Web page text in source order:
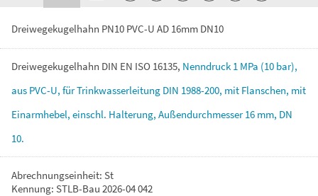
Dreiwegekugelhahn PN10 PVC-U AD 16mm DN10
Dreiwegekugelhahn DIN EN ISO 16135, Nenndruck 1 MPa (10 bar),
aus PVC-U, fürTrinkwasserleitung DIN 1988-200, mit Flanschen, mit
Einarmhebel, einschl. Halterung, Außendurchmesser16 mm, DN
10.
Abrechnungseinheit: St
Kennung: STLB-Bau 2026-04 042